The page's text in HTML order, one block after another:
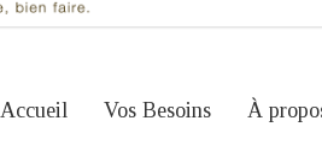
Accueil Vos Besoins À